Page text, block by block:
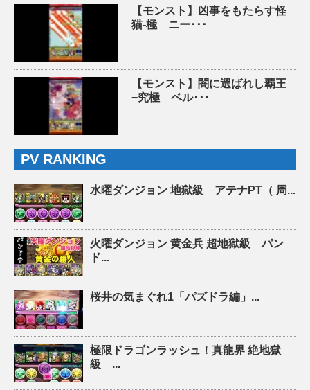
【モンスト】凶事をもたらす怪
猫-極 ニー･･･
【モンスト】闇に選ばれし覇王
−究極 ベル･･･
PV RANKING
水曜ダンジョン 地獄級 アテナPT（ 周...
火曜ダンジョン 黄金兵 超地獄級 パン
ド...
桜井の気まぐれ1「パズドラ編」...
極限ドラゴンラッシュ！真龍界 絶地獄
級 ...